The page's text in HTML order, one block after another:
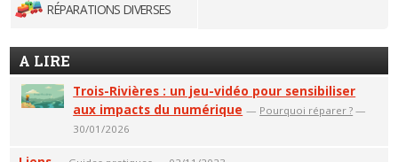
RÉPARATIONS DIVERSES
A LIRE
Trois-Rivières : un jeu-vidéo pour sensibiliser
aux impacts du numérique — Pourquoi réparer ? —
30/01/2026